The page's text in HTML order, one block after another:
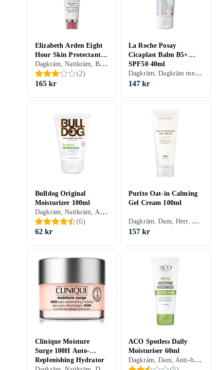
Elizabeth Arden Eight
Hour Skin Protectant
Cream 50ml
Dagkräm, Nattkräm, BB-cream, CC-cream, Dagkräm med SPF, Dam, Mjukgörande, Uppfriskande/Kylande, Återfuktande, Lyster, Motverkar rynkor, Regenererande, Närande, Lugnande, Normal, Torr, Alla, Känslig, Mogen
(2)
165 kr
La Roche Posay
Cicaplast Balm B5+
SPF50 40ml
Dagkräm, Dagkräm med SPF, Dam, Herr, Anti-redness, Avslappnande, Uppfriskande/Kylande, Återfuktande, Regenererande, Närande, Lugnande, Torr, Alla, Känslig
147 kr
Bulldog Original
Moisturizer 100ml
Dagkräm, Nattkräm, Anti age, Dam, Herr, Mjukgörande, Rengörande, Uppfriskande/Kylande, Återfuktande, Antioxidant, Normal, Blandad, Torr, Alla, Känslig, Mogen
(6)
62 kr
Purito Oat-in Calming
Gel Cream 100ml
Dagkräm, Dam, Herr, Anti-redness, Uppfriskande/Kylande, Återfuktande, Balanserande, Närande, Lugnande, Normal, Blandad, Torr, Alla, Känslig
157 kr
Clinique Moisture
Surge 100H Auto-
Replenishing Hydrator
ACO Spotless Daily
Moisturiser 60ml
Dagkräm, Dam, Anti-blemish, Uppfriskande/Kylande, Återfuktande, Matt, Oljefri, Normal, Torr, Fet